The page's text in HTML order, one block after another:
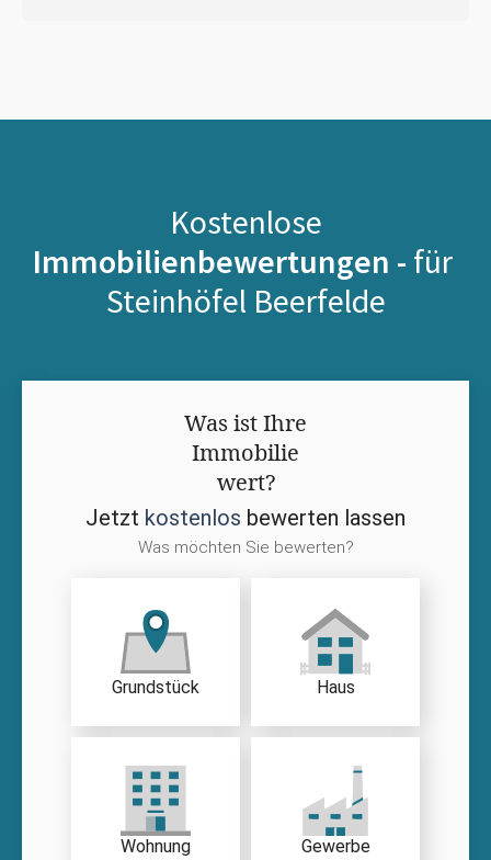
Kostenlose
Immobilienbewertungen - für
Steinhöfel Beerfelde
Was ist Ihre
Immobilie
wert?
Jetzt kostenlos bewerten lassen
Was möchten Sie bewerten?
Grundstück Haus
Wohnung Gewerbe